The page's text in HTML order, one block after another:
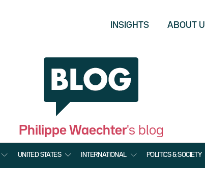
INSIGHTS ABOUT
Philippe Waechter's blog
UNITED STATES INTERNATIONAL POLITICS & SOCIETY